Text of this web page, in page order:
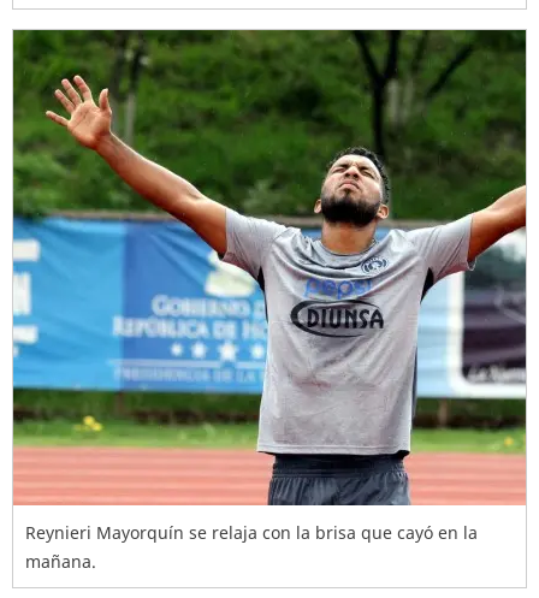
Reynieri Mayorquín se relaja con la brisa que cayó en la
mañana.